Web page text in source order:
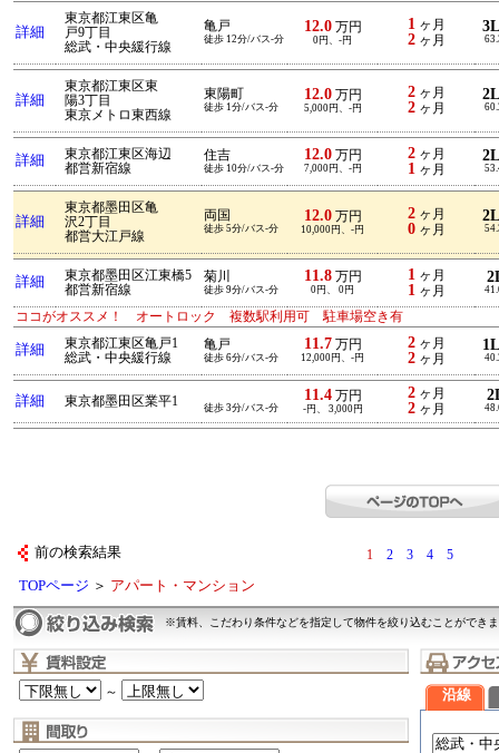
詳細
東京都江東区亀
戸9丁目
総武・中央緩行線
亀戸
徒歩 12分/バス-分
12.0万円
0円、-円
1 ヶ月
2ヶ月
詳細
東京都江東区東
陽3丁目
東京メトロ東西線
東陽町
徒歩 1分/バス-分
12.0万円
5,000円、-円
2ヶ月
2ヶ月
詳細
東京都江東区海辺
都営新宿線
住吉
徒歩 10分/バス-分
12.0万円
7,000円、-円
2ヶ月
1 ヶ月
詳細
東京都墨田区亀
沢2丁目
都営大江戸線
両国
徒歩 5分/バス-分
12.0万円
10,000円、-円
2ヶ月
0ヶ月
詳細
東京都墨田区江東橋5
都営新宿線
菊川
徒歩 9分/バス-分
11.8万円
0円、 0円
1 ヶ月
1 ヶ月
ココがオススメ！ オートロック 複数駅利用可 駐車場空き有
詳細
東京都江東区亀戸1
総武・中央緩行線
亀戸
徒歩 6分/バス-分
11.7万円
12,000円、-円
2ヶ月
2ヶ月
詳細 東京都墨田区業平1 徒歩 3分/バス-分
11.4万円
-円、 3,000円
2ヶ月
2ヶ月
前の検索結果 1 2 3 4 5
TOPページ ＞ アパート・マンション
※賃料、こだわり条件などを指定して物件を絞り込むことができ
～ 沿線